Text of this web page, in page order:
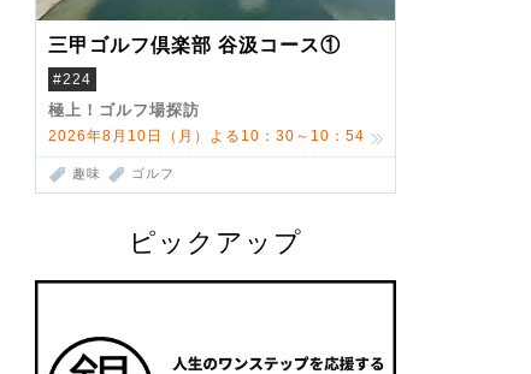
三甲ゴルフ倶楽部 谷汲コース①
#224
極上！ゴルフ場探訪
2026年8月10日（月）よる10：30～10：54
趣味 ゴルフ
ピックアップ